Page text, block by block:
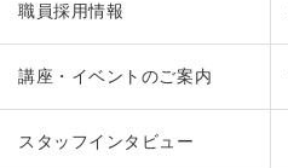
職員採用情報
講座・イベントのご案内
スタッフインタビュー